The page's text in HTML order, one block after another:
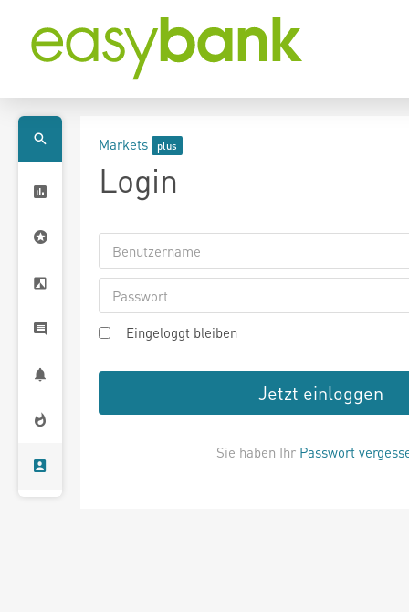
Markets
Login
Eingeloggt bleiben
Jetzt einloggen
Sie haben Ihr Passwort